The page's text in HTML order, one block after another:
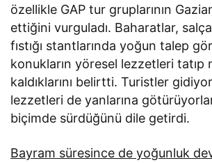
özellikle GAP tur gruplarının
ettiğini vurguladı. Baharatlar,
fıstığı stantlarında yoğun talep
konukların yöresel lezzetleri tatıp
kaldıklarını belirtti. Turistler
lezzetleri de yanlarına
biçimde sürdüğünü dile getirdi.
Bayram süresince de yoğunluk